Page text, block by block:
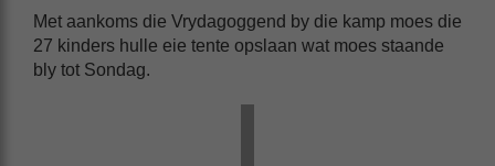
Met aankoms die Vrydagoggend by die kamp moes die
27 kinders hulle eie tente opslaan wat moes staande
bly tot Sondag.